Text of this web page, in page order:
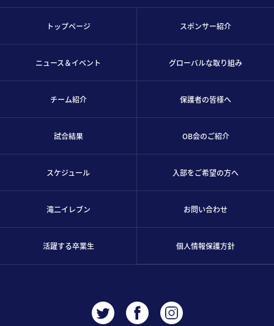
トップページ
ニュース＆イベント
チーム紹介
試合結果
スケジュール
滝二イレブン
活躍する卒業生
スポンサー紹介
グローバルな取り組み
保護者の皆様へ
OB会のご紹介
入部をご希望の方へ
お問い合わせ
個人情報保護方針